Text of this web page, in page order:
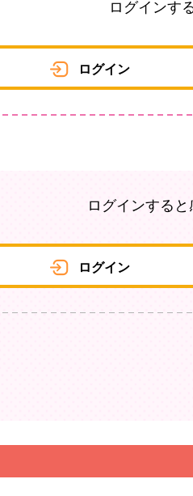
ログインす
ログイン
ログインする
ログイン